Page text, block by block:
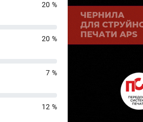
20 %
20 %
7 %
12 %